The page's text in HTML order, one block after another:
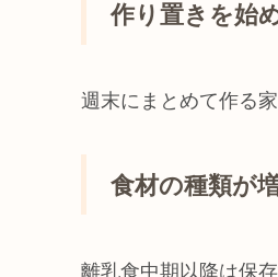
作り置きを始
週末にまとめて作る
食材の種類が
離乳食中期以降は保